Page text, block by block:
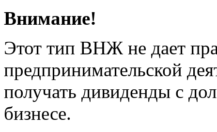
Внимание!
Этот тип ВНЖ не дает
предпринимательской
получать дивиденды с
бизнесе.